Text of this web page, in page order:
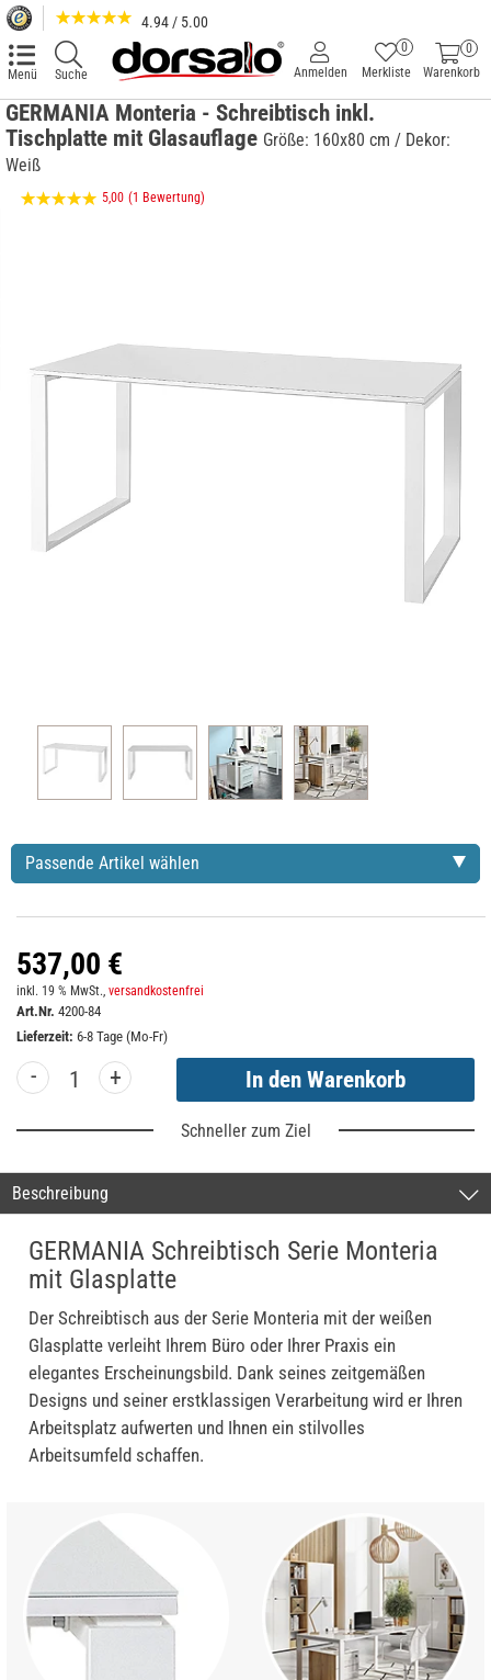
4.94 / 5.00
Menü Suche
0
Warenkorb
Merkliste
0
Anmelden
GERMANIA Monteria - Schreibtisch inkl.
Tischplatte mit Glasauflage Größe: 160x80 cm / Dekor:
Weiß
5,00 (1 Bewertung)
Passende Artikel wählen
537,00 €
inkl. 19 % MwSt., versandkostenfrei
Art.Nr. 4200-84
Lieferzeit: 6-8 Tage (Mo-Fr)
- +
Schneller zum Ziel
Beschreibung
GERMANIA Schreibtisch Serie Monteria
mit Glasplatte
Der Schreibtisch aus der Serie Monteria mit der weißen
Glasplatte verleiht Ihrem Büro oder Ihrer Praxis ein
elegantes Erscheinungsbild. Dank seines zeitgemäßen
Designs und seiner erstklassigen Verarbeitung wird er Ihren
Arbeitsplatz aufwerten und Ihnen ein stilvolles
Arbeitsumfeld schaffen.